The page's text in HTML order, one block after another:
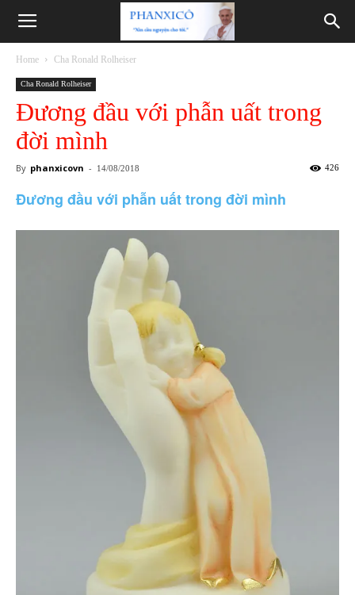
Phanxicô
Home Cha Ronald Rolheiser
Cha Ronald Rolheiser
Đương đầu với phẫn uất trong
đời mình
By phanxicovn - 14/08/2018 426
Đương đầu với phẫn uất trong đời mình